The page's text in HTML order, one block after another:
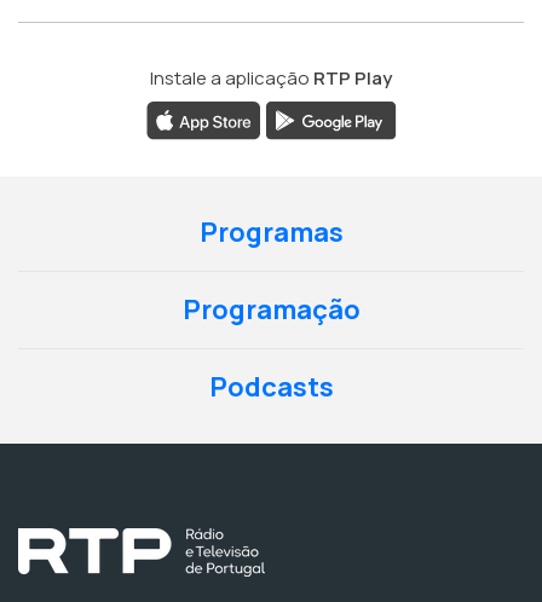
Instale a aplicação RTP Play
Programas
Programação
Podcasts